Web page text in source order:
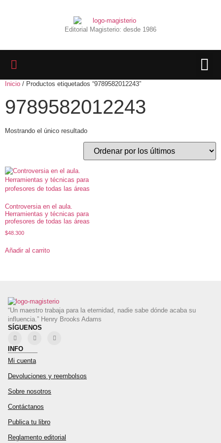
Editorial Magisterio: desde 1986
Inicio / Productos etiquetados “9789582012243”
9789582012243
Mostrando el único resultado
Controversia en el aula.
Herramientas y técnicas para
profesores de todas las áreas
$48.300
Añadir al carrito
“Un maestro trabaja para la eternidad, nadie sabe dónde acaba su
influencia.” Henry Brooks Adams
SÍGUENOS
INFO
Mi cuenta
Devoluciones y reembolsos
Sobre nosotros
Contáctanos
Publica tu libro
Reglamento editorial